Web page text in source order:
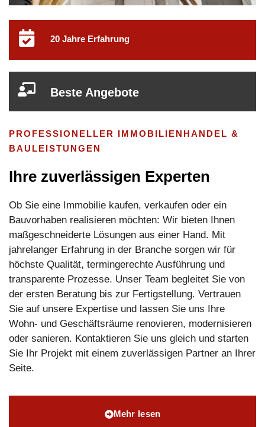
20 Jahre Erfahrung
Beste Angebote
PROFESSIONELLER IMMOBILIENHANDEL &
BAULEISTUNGEN
Ihre zuverlässigen Experten
Ob Sie eine Immobilie kaufen, verkaufen oder ein
Bauvorhaben realisieren möchten: Wir bieten Ihnen
maßgeschneiderte Lösungen aus einer Hand. Mit
jahrelanger Erfahrung in der Branche sorgen wir für
höchste Qualität, termingerechte Ausführung und
transparente Prozesse. Unser Team begleitet Sie von
der ersten Beratung bis zur Fertigstellung. Vertrauen
Sie auf unsere Expertise und lassen Sie uns Ihre
Wohn- und Geschäftsräume renovieren, modernisieren
oder sanieren. Kontaktieren Sie uns gleich und starten
Sie Ihr Projekt mit einem zuverlässigen Partner an Ihrer
Seite.
Mehr lesen